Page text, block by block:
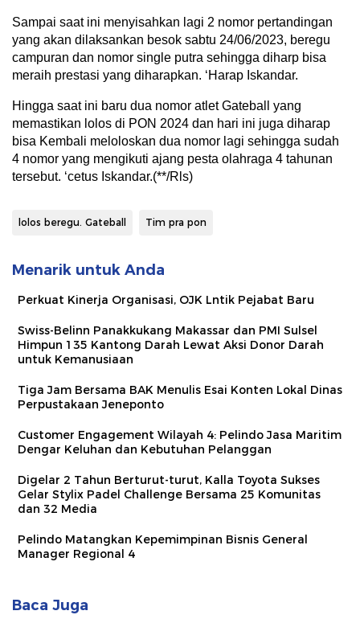
Sampai saat ini menyisahkan lagi 2 nomor pertandingan
yang akan dilaksankan besok sabtu 24/06/2023, beregu
campuran dan nomor single putra sehingga diharp bisa
meraih prestasi yang diharapkan. ‘Harap Iskandar.
Hingga saat ini baru dua nomor atlet Gateball yang
memastikan lolos di PON 2024 dan hari ini juga diharap
bisa Kembali meloloskan dua nomor lagi sehingga sudah
4 nomor yang mengikuti ajang pesta olahraga 4 tahunan
tersebut. ‘cetus Iskandar.(**/Rls)
lolos beregu. Gateball Tim pra pon
Menarik untuk Anda
Perkuat Kinerja Organisasi, OJK Lntik Pejabat Baru
Swiss-Belinn Panakkukang Makassar dan PMI Sulsel
Himpun 135 Kantong Darah Lewat Aksi Donor Darah
untuk Kemanusiaan
Tiga Jam Bersama BAK Menulis Esai Konten Lokal Dinas
Perpustakaan Jeneponto
Customer Engagement Wilayah 4: Pelindo Jasa Maritim
Dengar Keluhan dan Kebutuhan Pelanggan
Digelar 2 Tahun Berturut-turut, Kalla Toyota Sukses
Gelar Stylix Padel Challenge Bersama 25 Komunitas
dan 32 Media
Pelindo Matangkan Kepemimpinan Bisnis General
Manager Regional 4
Baca Juga